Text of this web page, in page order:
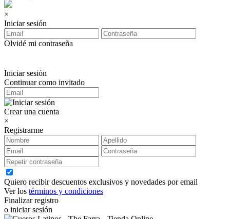
×
Iniciar sesión
Olvidé mi contraseña
Iniciar sesión
Continuar como invitado
Crear una cuenta
×
Registrarme
Quiero recibir descuentos exclusivos y novedades por email
Ver los términos y condiciones
Finalizar registro
o iniciar sesión